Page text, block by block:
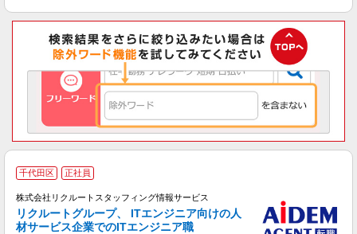
千代田区 正社員
株式会社リクルートスタッフィング情報サービス
リクルートグループ、 ITエンジニア向けの人
材サービス企業でのITエンジニア職